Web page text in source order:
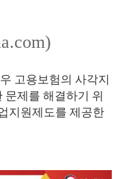
고용보험의 사각지
문제를 해결하기 위
지원제도를 제공한